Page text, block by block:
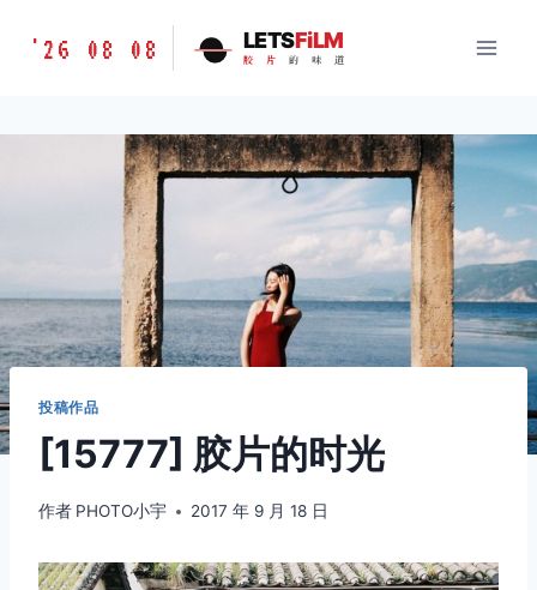
胶
味
LETSFILM
'26 08 08 LETSFiLM
胶 片 的 味 道
投稿作品
[15777] 胶片的时光
作者 PHOTO小宇 2017 年 9 月 18 日